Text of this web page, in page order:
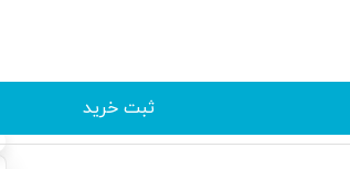
ثبت خرید